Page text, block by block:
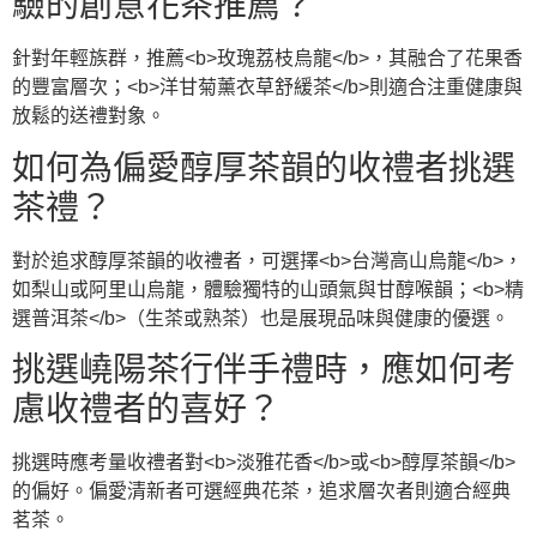
針對年輕族群，推薦<b>玫瑰荔枝烏龍</b>，其融合了花果香
的豐富層次；<b>洋甘菊薰衣草舒緩茶</b>則適合注重健康與
放鬆的送禮對象。
如何為偏愛醇厚茶韻的收禮者挑選
茶禮？
對於追求醇厚茶韻的收禮者，可選擇<b>台灣高山烏龍</b>，
如梨山或阿里山烏龍，體驗獨特的山頭氣與甘醇喉韻；<b>精
選普洱茶</b>（生茶或熟茶）也是展現品味與健康的優選。
挑選嶢陽茶行伴手禮時，應如何考
慮收禮者的喜好？
挑選時應考量收禮者對<b>淡雅花香</b>或<b>醇厚茶韻</b>
的偏好。偏愛清新者可選經典花茶，追求層次者則適合經典
茗茶。